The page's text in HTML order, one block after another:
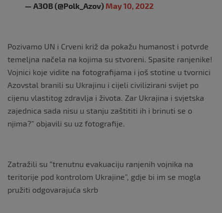
— АЗОВ (@Polk_Azov) May 10, 2022
Pozivamo UN i Crveni križ da pokažu humanost i potvrde
temeljna načela na kojima su stvoreni. Spasite ranjenike!
Vojnici koje vidite na fotografijama i još stotine u tvornici
Azovstal branili su Ukrajinu i cijeli civilizirani svijet po
cijenu vlastitog zdravlja i života. Zar Ukrajina i svjetska
zajednica sada nisu u stanju zaštititi ih i brinuti se o
njima?” objavili su uz fotografije.
Zatražili su “trenutnu evakuaciju ranjenih vojnika na
teritorije pod kontrolom Ukrajine”, gdje bi im se mogla
pružiti odgovarajuća skrb